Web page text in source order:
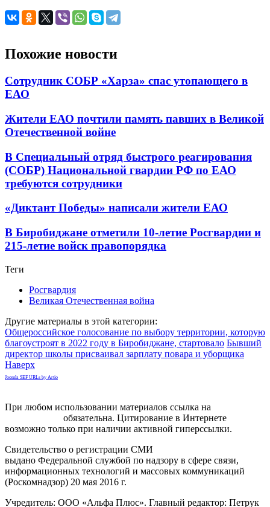
Похожие новости
Сотрудник СОБР «Харза» спас утопающего в
ЕАО
Жители ЕАО почтили память павших в Великой
Отечественной войне
В Специальный отряд быстрого реагирования
(СОБР) Национальной гвардии РФ по ЕАО
требуются сотрудники
«Диктант Победы» написали жители ЕАО
В Биробиджане отметили 10-летие Росгвардии и
215-летие войск правопорядка
Теги
Росгвардия
Великая Отечественная война
Другие материалы в этой категории:
Общероссийское голосование по выбору территории, которую
благоустроят в 2022 году в Биробиджане, стартовало Бывший
директор школы присваивал зарплату повара и уборщика
Наверх
Joomla SEF URLs by Artio
При любом использовании материалов ссылка на
обязательна. Цитирование в Интернете
возможно только при наличии активной гиперссылки.
Свидетельство о регистрации СМИ
выдано Федеральной службой по надзору в сфере связи,
информационных технологий и массовых коммуникаций
(Роскомнадзор) 20 мая 2016 г.
Учредитель: ООО «Альфа Плюс». Главный редактор: Петрук